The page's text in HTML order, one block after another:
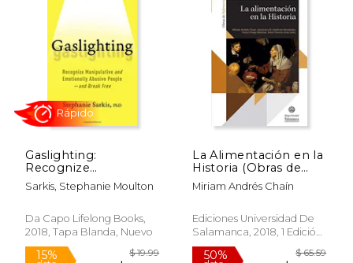
dcto. dcto. $
Gaslighting:
Recognize
Manipulative and
Emotionally Abusive
Free (en Inglés)
Sarkis, Stephanie Moulton
Da Capo Lifelong Books,
2018, Tapa Blanda, Nuevo
La Alimentación en la
Historia (Obras de
Referencia, 41)
Miriam Andrés Chaín
Ediciones Universidad De
Salamanca, 2018, 1 Edición,
Tapa Blanda, Nuevo